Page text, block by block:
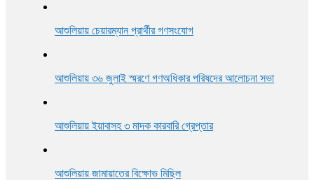
আশুলিয়ায় চেয়ারম্যান প্রার্থীর গণসংযোগ
আশুলিয়ায় ৩৬ জুলাই স্মরণে গণঅধিকার পরিষদের আলোচনা সভা
আশুলিয়ায় ইয়াবাসহ ৩ মাদক কারবারি গ্রেপ্তার
আশুলিয়ায় জামায়াতের বিক্ষোভ মিছিল